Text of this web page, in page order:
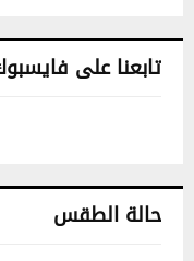
تابعنا على
حالة الطقس